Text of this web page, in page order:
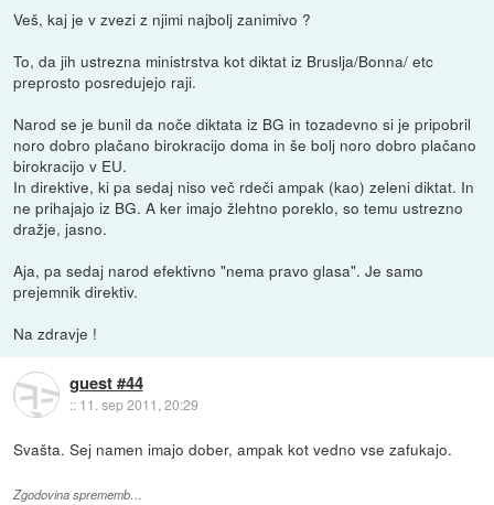
Veš, kaj je v zvezi z njimi najbolj zanimivo ?
To, da jih ustrezna ministrstva kot diktat iz Bruslja/Bonna/ etc
preprosto posredujejo raji.
Narod se je bunil da noče diktata iz BG in tozadevno si je pripobril
noro dobro plačano birokracijo doma in še bolj noro dobro plačano
birokracijo v EU.
In direktive, ki pa sedaj niso več rdeči ampak (kao) zeleni diktat. In
ne prihajajo iz BG. A ker imajo žlehtno poreklo, so temu ustrezno
dražje, jasno.
Aja, pa sedaj narod efektivno "nema pravo glasa". Je samo
prejemnik direktiv.
Na zdravje !
guest #44
:: 11. sep 2011, 20:29
Svašta. Sej namen imajo dober, ampak kot vedno vse zafukajo.
Zgodovina sprememb…